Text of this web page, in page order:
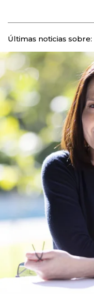
Últimas noticias sobre: